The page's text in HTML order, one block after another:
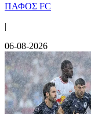
ΠΑΦΟΣ FC
|
06-08-2026